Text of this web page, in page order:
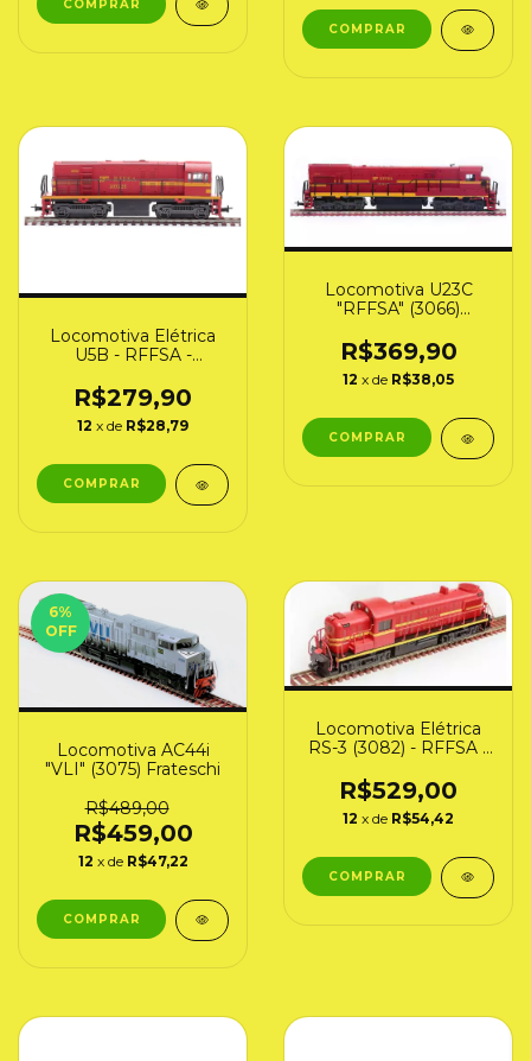
Locomotiva Elétrica
U5B - RFFSA -
Frateschi (3037)
R$279,90
12 x de R$28,79
Locomotiva U23C
"RFFSA" (3066)
R$369,90
12 x de R$38,05
6%
OFF
Locomotiva AC44i
"VLI" (3075) Frateschi
R$489,00
R$459,00
12 x de R$47,22
Locomotiva Elétrica
RS-3 (3082) - RFFSA -
R$529,00
12 x de R$54,42